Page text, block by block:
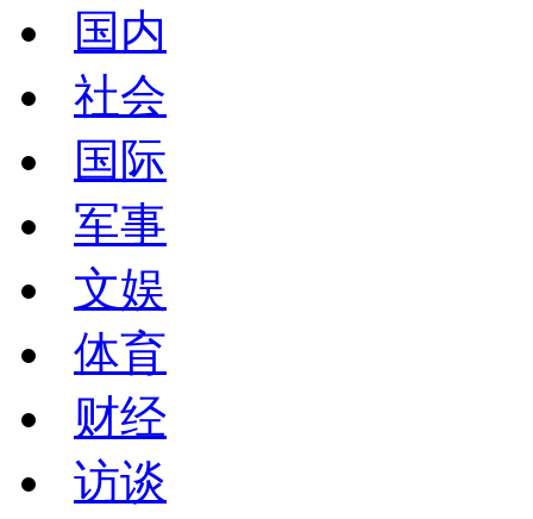
国内
社会
国际
军事
文娱
体育
财经
访谈